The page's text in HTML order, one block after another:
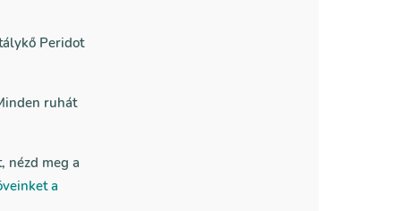
Peridot
ruhát
nézd meg a
a